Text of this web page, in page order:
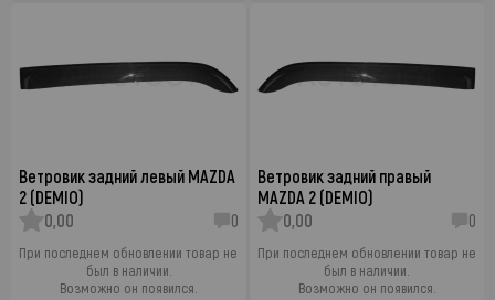
Ветровик задний левый MAZDA
2 (DEMIO)
0,00
0
При последнем обновлении товар не
был в наличии.
Возможно он появился.
Ветровик задний правый
MAZDA 2 (DEMIO)
0,00
0
При последнем обновлении товар не
был в наличии.
Возможно он появился.